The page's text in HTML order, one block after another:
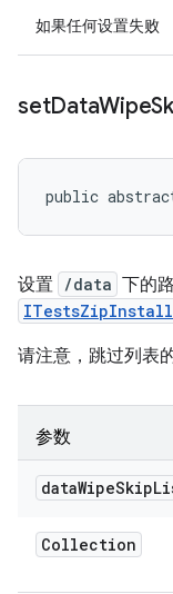
如果任何设置失败
setDataWipe
public
设置 /data 下的
请注意，跳过列表
参数
dataWipeSkip
Collection